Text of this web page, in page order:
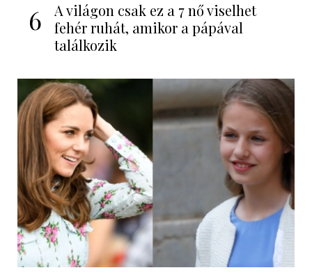
6
A világon csak ez a 7 nő viselhet
fehér ruhát, amikor a pápával
találkozik